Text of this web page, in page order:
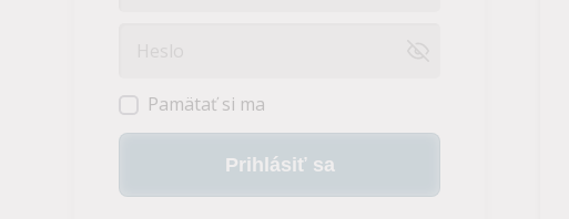
Pamätať si ma
Prihlásiť sa